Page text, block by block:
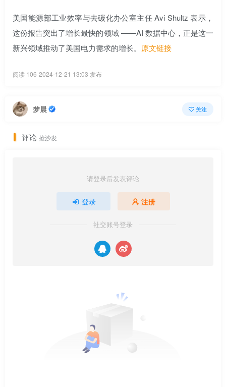
美国能源部工业效率与去碳化办公室主任 Avi Shultz 表示，
这份报告突出了增长最快的领域 ——AI 数据中心，正是这一
新兴领域推动了美国电力需求的增长。 原文链接
阅读 106 2024-12-21 13:03 发布
梦晨 关注
评论 抢沙发
请登录后发表评论
登录 注册
社交账号登录